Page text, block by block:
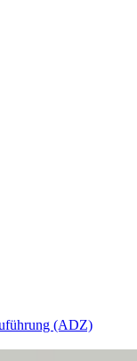
(ADZ)